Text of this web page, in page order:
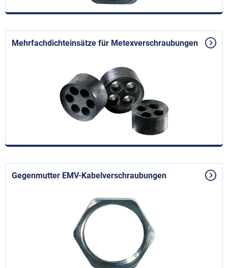
Mehrfachdichteinsätze für Metexverschraubungen
Gegenmutter EMV-Kabelverschraubungen